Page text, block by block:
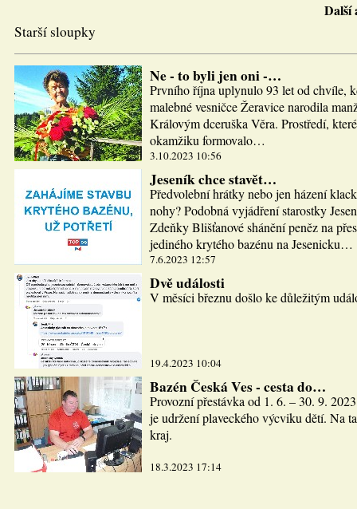
Starší sloupky
Ne - to byli jen oni -…
Prvního října uplynulo 93 let od chvíle,
malebné vesničce Žeravice narodila
Královým dceruška Věra. Prostředí,
okamžiku formovalo…
3.10.2023 10:56
Jeseník chce stavět…
Předvolební hrátky nebo jen házení
nohy? Podobná vyjádření starostky
Zdeňky Blišťanové shánění peněz na
jediného krytého bazénu na Jesenicku…
7.6.2023 12:57
Dvě události
V měsíci březnu došlo ke důležitým
19.4.2023 10:04
Bazén Česká Ves - cesta do…
Provozní přestávka od 1. 6. – 30. 9.
je udržení plaveckého výcviku dětí. Na
kraj.
18.3.2023 17:14